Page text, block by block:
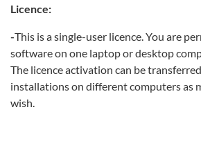
Licence:
-This is a single-user licence. You are
software on one laptop or desktop
The licence activation can be
installations on different computers as
wish.